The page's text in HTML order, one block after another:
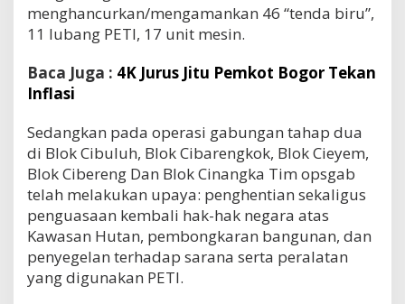
menghancurkan/mengamankan 46 “tenda biru”,
11 lubang PETI, 17 unit mesin.
Baca Juga : 4K Jurus Jitu Pemkot Bogor Tekan
Inflasi
Sedangkan pada operasi gabungan tahap dua
di Blok Cibuluh, Blok Cibarengkok, Blok Cieyem,
Blok Cibereng Dan Blok Cinangka Tim opsgab
telah melakukan upaya: penghentian sekaligus
penguasaan kembali hak-hak negara atas
Kawasan Hutan, pembongkaran bangunan, dan
penyegelan terhadap sarana serta peralatan
yang digunakan PETI.